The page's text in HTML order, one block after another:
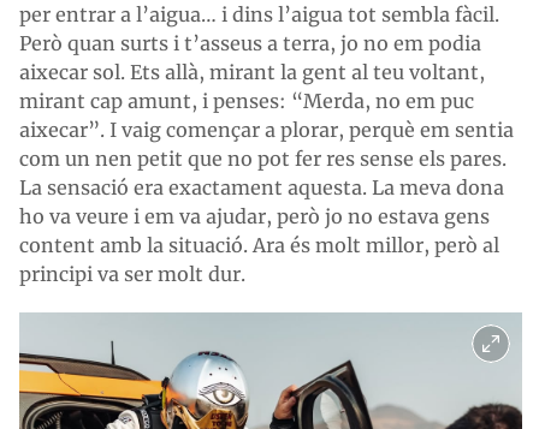
per entrar a l’aigua… i dins l’aigua tot sembla fàcil.
Però quan surts i t’asseus a terra, jo no em podia
aixecar sol. Ets allà, mirant la gent al teu voltant,
mirant cap amunt, i penses: “Merda, no em puc
aixecar”. I vaig començar a plorar, perquè em sentia
com un nen petit que no pot fer res sense els pares.
La sensació era exactament aquesta. La meva dona
ho va veure i em va ajudar, però jo no estava gens
content amb la situació. Ara és molt millor, però al
principi va ser molt dur.